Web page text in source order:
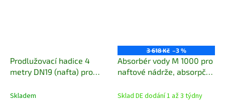
Prodlužovací hadice 4
metry DN19 (nafta) pro
Skladem
3 618 Kč –3 %
Absorbér vody M 1000 pro
naftové nádrže, absorpční
Sklad DE dodání 1 až 3 týdny